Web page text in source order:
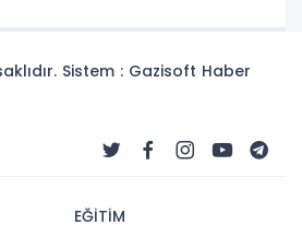
Sistem : Gazisoft Haber
EĞİTİM